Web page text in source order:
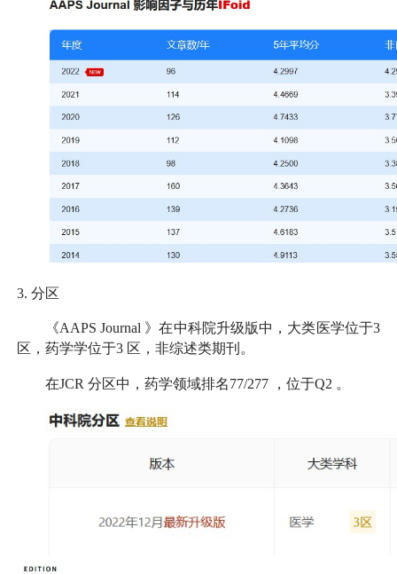
3.分区
《AAPS Journal 》在中科院升级版中，大类医学位于3
区，药学学位于3 区，非综述类期刊。
在JCR 分区中，药学领域排名77/277 ，位于Q2 。